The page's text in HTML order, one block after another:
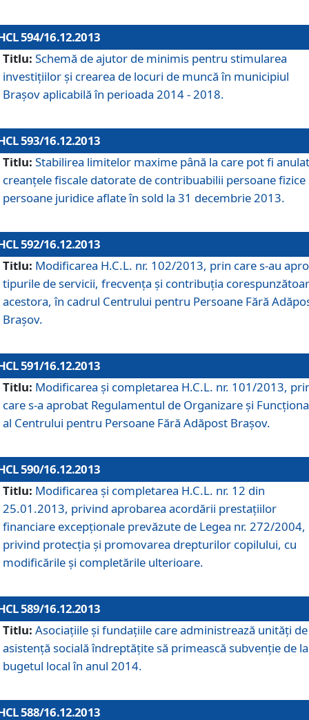
594/16.12.2013
Titlu: Schemă de ajutor de minimis pentru stimularea
investiţiilor şi crearea de locuri de muncă în municipiul
Braşov aplicabilă în perioada 2014 - 2018.
593/16.12.2013
Titlu: Stabilirea limitelor maxime până la care pot fi
creanţele fiscale datorate de contribuabilii persoane fizice
persoane juridice aflate în sold la 31 decembrie 2013.
592/16.12.2013
Titlu: Modificarea H.C.L. nr. 102/2013, prin care s-au
tipurile de servicii, frecvenţa şi contribuţia
acestora, în cadrul Centrului pentru Persoane Fără
Braşov.
591/16.12.2013
Titlu: Modificarea şi completarea H.C.L. nr. 101/2013,
care s-a aprobat Regulamentul de Organizare şi
al Centrului pentru Persoane Fără Adăpost Braşov.
590/16.12.2013
Titlu: Modificarea şi completarea H.C.L. nr. 12 din
25.01.2013, privind aprobarea acordării prestaţiilor
financiare excepţionale prevăzute de Legea nr. 272/2004,
privind protecţia şi promovarea drepturilor copilului, cu
modificările şi completările ulterioare.
589/16.12.2013
Titlu: Asociaţiile şi fundaţiile care administrează unităţi de
asistenţă socială îndreptăţite să primească subvenţie de la
bugetul local în anul 2014.
588/16.12.2013